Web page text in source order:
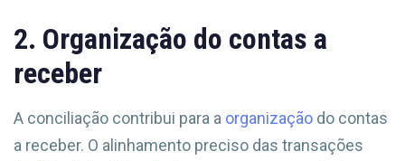
2. Organização do contas a
receber
A conciliação contribui para a organização do contas
a receber. O alinhamento preciso das transações